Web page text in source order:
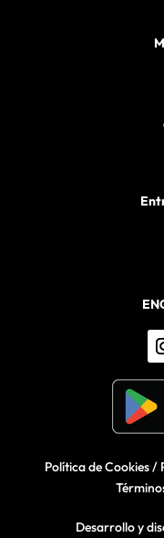
Política de Cookies/
Desarrollo y